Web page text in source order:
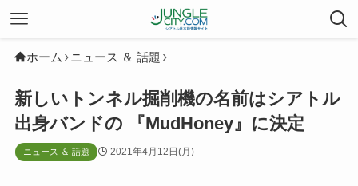
ホーム ニュース ＆ 話題
新しいトンネル掘削機の名前はシアトル
出身バンドの 『MudHoney』に決定
ニュース ＆ 話題 2021年4月12日(月)